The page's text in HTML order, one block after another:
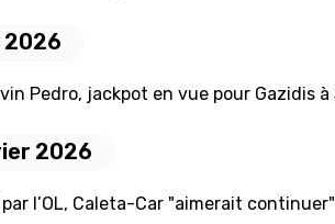
2026
Pedro, jackpot en vue pour Gazidis
2026
l’OL, Caleta-Car "aimerait